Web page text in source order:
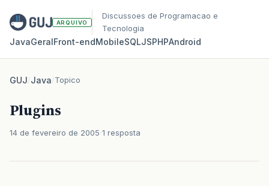
ARQUIVO
Discussoes de Programacao e
Tecnologia
JavaGeralFront‑endMobileSQLJSPHPAndroid
GUJ/Java/Topico
Plugins
14 de fevereiro de 2005 1 resposta